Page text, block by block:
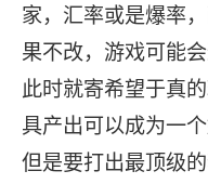
家，汇率或是爆率
果不改，游戏可能
此时就寄希望于真
具产出可以成为一
但是要打出最顶级